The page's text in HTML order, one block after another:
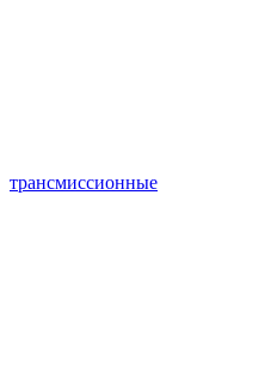
трансмиссионные